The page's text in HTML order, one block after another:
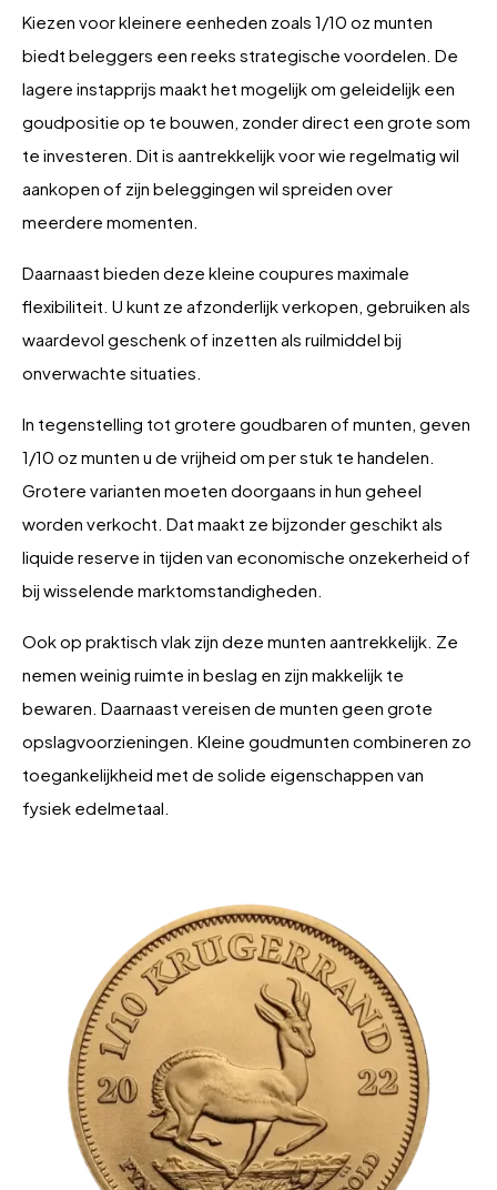
Kiezen voor kleinere eenheden zoals 1/10 oz munten
biedt beleggers een reeks strategische voordelen. De
lagere instapprijs maakt het mogelijk om geleidelijk een
goudpositie op te bouwen, zonder direct een grote som
te investeren. Dit is aantrekkelijk voor wie regelmatig wil
aankopen of zijn beleggingen wil spreiden over
meerdere momenten.
Daarnaast bieden deze kleine coupures maximale
flexibiliteit. U kunt ze afzonderlijk verkopen, gebruiken als
waardevol geschenk of inzetten als ruilmiddel bij
onverwachte situaties.
In tegenstelling tot grotere goudbaren of munten, geven
1/10 oz munten u de vrijheid om per stuk te handelen.
Grotere varianten moeten doorgaans in hun geheel
worden verkocht. Dat maakt ze bijzonder geschikt als
liquide reserve in tijden van economische onzekerheid of
bij wisselende marktomstandigheden.
Ook op praktisch vlak zijn deze munten aantrekkelijk. Ze
nemen weinig ruimte in beslag en zijn makkelijk te
bewaren. Daarnaast vereisen de munten geen grote
opslagvoorzieningen. Kleine goudmunten combineren zo
toegankelijkheid met de solide eigenschappen van
fysiek edelmetaal.